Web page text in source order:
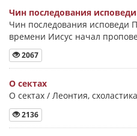
Чин последования исповеди
Чин последования исповеди
времени Иисус начал
2067
О сектах
О сектах / Леонтия,
2136